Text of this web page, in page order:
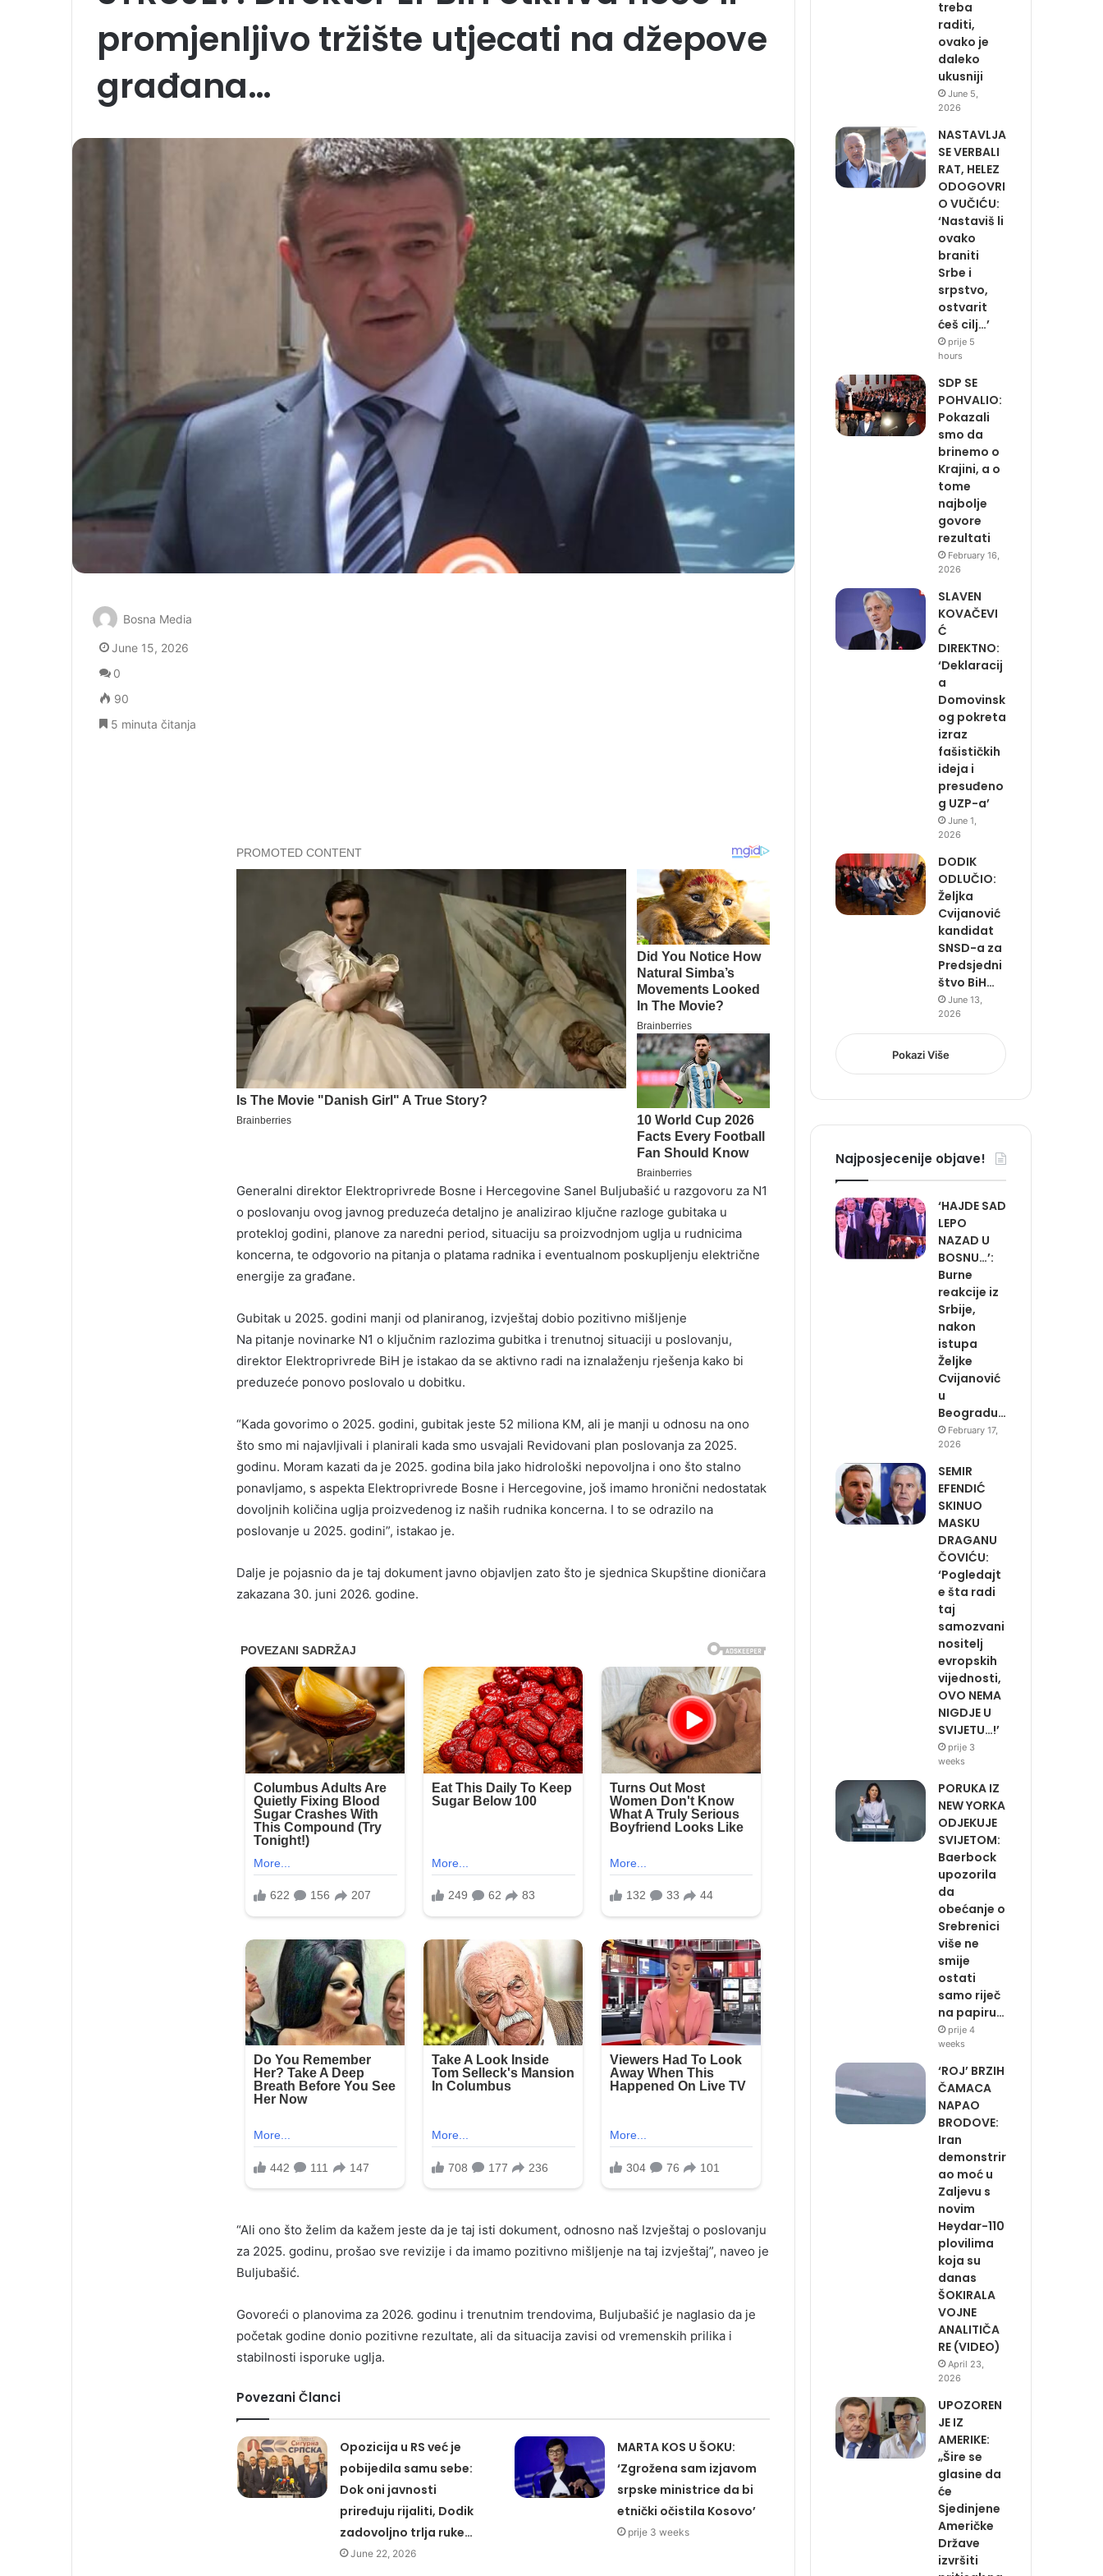
promjenljivo tržište utjecati na džepove
građana…
Generalni direktor Elektroprivrede Bosne i Hercegovine Sanel Buljubašić u razgovoru za N1
o poslovanju ovog javnog preduzeća detaljno je analizirao ključne razloge gubitaka u
protekloj godini, planove za naredni period, situaciju sa proizvodnjom uglja u rudnicima
koncerna, te odgovorio na pitanja o platama radnika i eventualnom poskupljenju električne
energije za građane.
Gubitak u 2025. godini manji od planiranog, izvještaj dobio pozitivno mišljenje
Na pitanje novinarke N1 o ključnim razlozima gubitka i trenutnoj situaciji u poslovanju,
direktor Elektroprivrede BiH je istakao da se aktivno radi na iznalaženju rješenja kako bi
preduzeće ponovo poslovalo u dobitku.
“Kada govorimo o 2025. godini, gubitak jeste 52 miliona KM, ali je manji u odnosu na ono
što smo mi najavljivali i planirali kada smo usvajali Revidovani plan poslovanja za 2025.
godinu. Moram kazati da je 2025. godina bila jako hidrološki nepovoljna i ono što stalno
ponavljamo, s aspekta Elektroprivrede Bosne i Hercegovine, još imamo hronični nedostatak
dovoljnih količina uglja proizvedenog iz naših rudnika koncerna. I to se odrazilo na
poslovanje u 2025. godini”, istakao je.
Dalje je pojasnio da je taj dokument javno objavljen zato što je sjednica Skupštine dioničara
zakazana 30. juni 2026. godine.
“Ali ono što želim da kažem jeste da je taj isti dokument, odnosno naš Izvještaj o poslovanju
za 2025. godinu, prošao sve revizije i da imamo pozitivno mišljenje na taj izvještaj”, naveo je
Buljubašić.
Govoreći o planovima za 2026. godinu i trenutnim trendovima, Buljubašić je naglasio da je
početak godine donio pozitivne rezultate, ali da situacija zavisi od vremenskih prilika i
stabilnosti isporuke uglja.
Povezani Članci
Opozicija u RS već je
pobijedila samu sebe:
Dok oni javnosti
priređuju rijaliti, Dodik
zadovoljno trlja ruke…
June 22, 2026
MARTA KOS U ŠOKU:
‘Zgrožena sam izjavom
srpske ministrice da bi
etnički očistila Kosovo’
prije 3 weeks
Bosna Media
June 15, 2026
0
90
5 minuta čitanja
treba
raditi,
ovako je
daleko
ukusniji
June 5,
2026
NASTAVLJA
SE VERBALI
RAT, HELEZ
ODOGOVRI
O VUČIĆU:
‘Nastaviš li
ovako
braniti
Srbe i
srpstvo,
ostvarit
ćeš cilj…’
prije 5
hours
SDP SE
POHVALIO:
Pokazali
smo da
brinemo o
Krajini, a o
tome
najbolje
govore
rezultati
February 16,
2026
SLAVEN
KOVAČEVI
Ć
DIREKTNO:
‘Deklaracij
a
Domovinsk
og pokreta
izraz
fašističkih
ideja i
presuđeno
g UZP-a’
June 1,
2026
DODIK
ODLUČIO:
Željka
Cvijanović
kandidat
SNSD-a za
Predsjedni
štvo BiH…
June 13,
2026
Pokazi Više
Najposjecenije objave!
‘HAJDE SAD
LEPO
NAZAD U
BOSNU…’:
Burne
reakcije iz
Srbije,
nakon
istupa
Željke
Cvijanović
u
Beogradu…
February 17,
2026
SEMIR
EFENDIĆ
SKINUO
MASKU
DRAGANU
ČOVIĆU:
‘Pogledajt
e šta radi
taj
samozvani
nositelj
evropskih
vijednosti,
OVO NEMA
NIGDJE U
SVIJETU…!’
prije 3
weeks
PORUKA IZ
NEW YORKA
ODJEKUJE
SVIJETOM:
Baerbock
upozorila
da
obećanje o
Srebrenici
više ne
smije
ostati
samo riječ
na papiru…
prije 4
weeks
‘ROJ’ BRZIH
ČAMACA
NAPAO
BRODOVE:
Iran
demonstrir
ao moć u
Zaljevu s
novim
Heydar-110
plovilima
koja su
danas
ŠOKIRALA
VOJNE
ANALITIČA
RE (VIDEO)
April 23,
2026
UPOZOREN
JE IZ
AMERIKE:
„Šire se
glasine da
će
Sjedinjene
Američke
Države
izvršiti